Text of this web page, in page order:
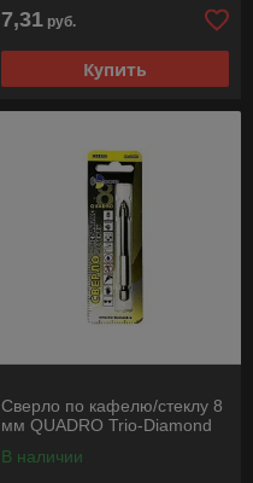
7,31 руб.
Купить
Сверло по кафелю/стеклу 8
мм QUADRO Trio-Diamond
В наличии